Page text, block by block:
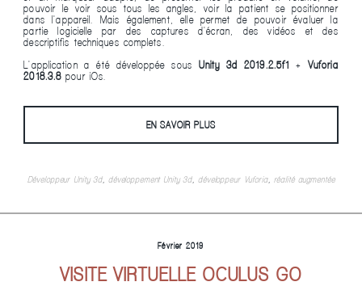
pouvoir le voir sous tous les angles, voir la patient se positionner
dans l'appareil. Mais également, elle permet de pouvoir évaluer la
partie logicielle par des captures d'écran, des vidéos et des
descriptifis techniques complets.
L'application a été développée sous Unity 3d 2019.2.5f1 + Vuforia
2018.3.8 pour iOs.
EN SAVOIR PLUS
Développeur Unity 3d développement Unity 3d ,développeur Vuforia, réalité augmentée
Février 2019
VISITE VIRTUELLE OCULUS GO